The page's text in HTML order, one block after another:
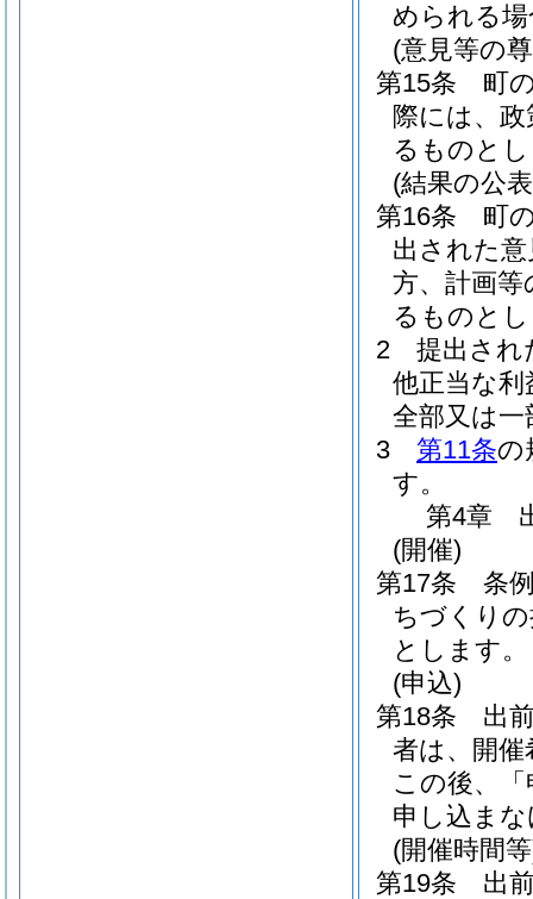
められる
(意見等の
第15条
町
際には、
るものと
(結果の公
第16条
町
出された
方、計画
るものと
2
提出され
他正当な
全部又は
3
第11条の
す。
第4章
(開催)
第17条
条
ちづくり
とします。
(申込)
第18条
出
者は、開催
この後、
申し込ま
(開催時間
第19条
出